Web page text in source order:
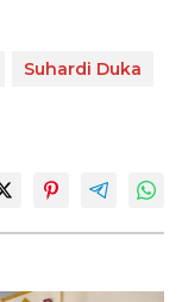
Suhardi Duka